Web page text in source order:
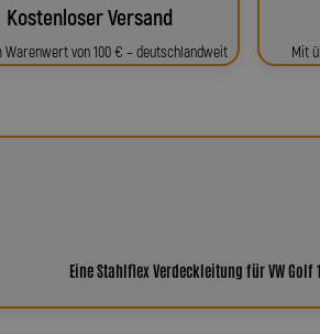
Kostenloser Versand
Warenwert von 100 € – deutschlandweit Mit
Eine Stahlflex Verdeckleitung für VW Golf